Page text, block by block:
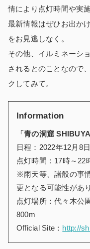
情により点灯時間や実
最新情報はぜひお出か
をお見逃しなく。
その他、イルミネーシ
されるとのことなので
クしてみて。
Information
「青の洞窟
日程：2022年12月8
点灯時間：17時～22
※雨天等、諸般の事
更となる可能性があり
点灯場所：代々木公
800m
Official Site： http://